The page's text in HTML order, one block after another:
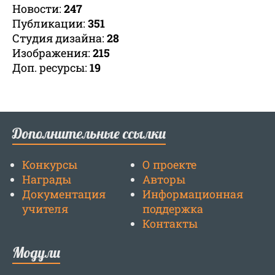
Новости: 247
Публикации: 351
Студия дизайна: 28
Изображения: 215
Доп. ресурсы: 19
Дополнительные ссылки
Конкурсы
Награды
Документация
учителя
О проекте
Авторы
Информационная
поддержка
Контакты
Модули